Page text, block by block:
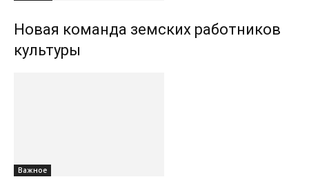
Новая команда земских работников
культуры
Важное